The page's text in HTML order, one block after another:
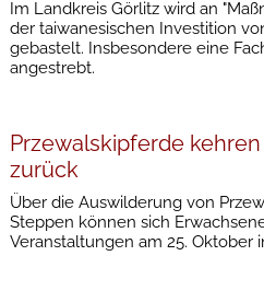
Im Landkreis Görlitz wird an
der taiwanesischen Investition
gebastelt. Insbesondere eine
angestrebt.
Przewalskipferde
zurück
Über die Auswilderung von
Steppen können sich
Veranstaltungen am 25. Oktober